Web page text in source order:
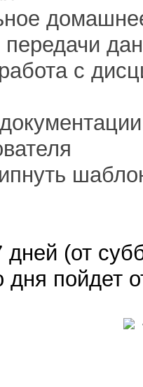
с
дней (от
дня пойдет